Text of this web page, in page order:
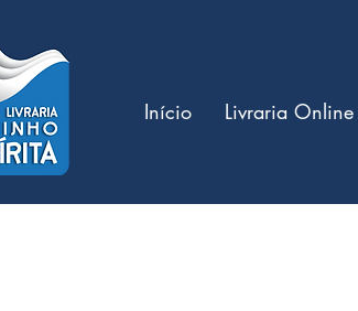
Início Livraria Online